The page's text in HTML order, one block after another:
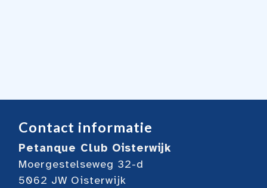
Contact informatie
Petanque Club Oisterwijk
Moergestelseweg 32-d
5062 JW Oisterwijk